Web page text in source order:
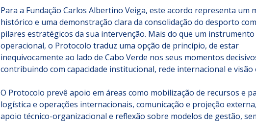
Para a Fundação Carlos Albertino Veiga, este acordo representa um
histórico e uma demonstração clara da consolidação do desporto
pilares estratégicos da sua intervenção. Mais do que um instrumento
operacional, o Protocolo traduz uma opção de princípio, de estar
inequivocamente ao lado de Cabo Verde nos seus momentos
contribuindo com capacidade institucional, rede internacional e visão
O Protocolo prevê apoio em áreas como mobilização de recursos e
logística e operações internacionais, comunicação e projeção
apoio técnico-organizacional e reflexão sobre modelos de gestão,